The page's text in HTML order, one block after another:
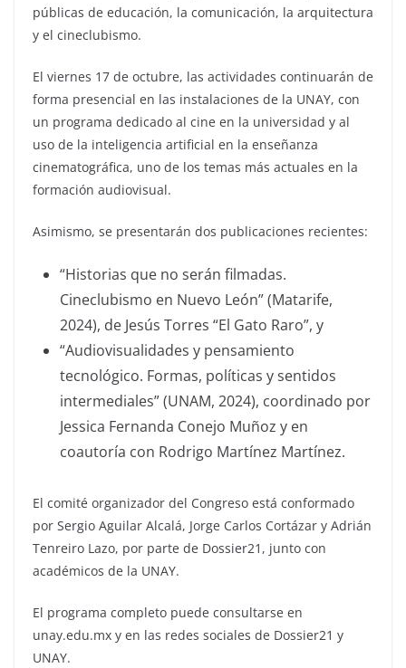
públicas de educación, la comunicación, la arquitectura
y el cineclubismo.
El viernes 17 de octubre, las actividades continuarán de
forma presencial en las instalaciones de la UNAY, con
un programa dedicado al cine en la universidad y al
uso de la inteligencia artificial en la enseñanza
cinematográfica, uno de los temas más actuales en la
formación audiovisual.
Asimismo, se presentarán dos publicaciones recientes:
“Historias que no serán filmadas.
Cineclubismo en Nuevo León” (Matarife,
2024), de Jesús Torres “El Gato Raro”, y
“Audiovisualidades y pensamiento
tecnológico. Formas, políticas y sentidos
intermediales” (UNAM, 2024), coordinado por
Jessica Fernanda Conejo Muñoz y en
coautoría con Rodrigo Martínez Martínez.
El comité organizador del Congreso está conformado
por Sergio Aguilar Alcalá, Jorge Carlos Cortázar y Adrián
Tenreiro Lazo, por parte de Dossier21, junto con
académicos de la UNAY.
El programa completo puede consultarse en
unay.edu.mx y en las redes sociales de Dossier21 y
UNAY.